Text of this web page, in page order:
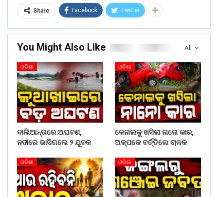
Share Facebook Twitter
All
You Might Also Like
ଓଡିଶା
ବାଲିଆନ୍ତାରେ ଅଘଟଣ,
ନଦୀରେ ଭାସିଗଲେ ୨ ଯୁବକ
ଓଡିଶା
କେନାଲକୁ ଖସିଲା ନାନୋ କାର,
ଅଳ୍ପକେ ବର୍ତ୍ତିଲେ ଚାଳକ
ଓଡିଶା ଓଡିଶା